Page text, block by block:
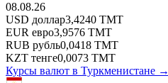
08.08.26
USD доллар3,4240 TMT
EUR евро3,9576 TMT
RUB рубль0,0418 TMT
KZT тенге0,0073 TMT
Курсы валют в Туркменистане →